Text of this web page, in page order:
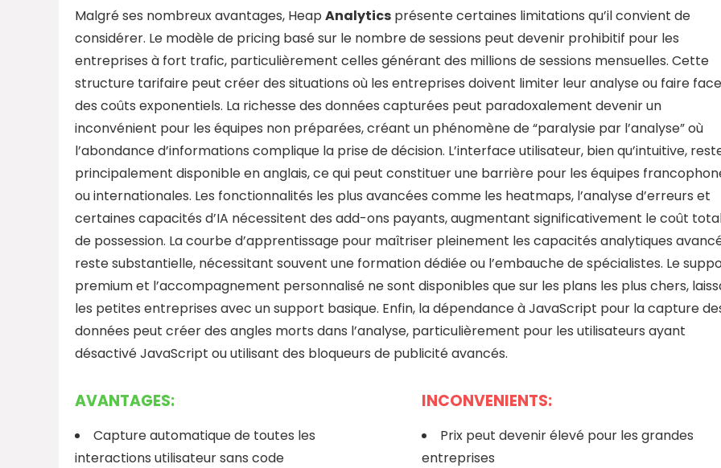
Malgré ses nombreux avantages, Heap Analytics présente certaines limitations qu’il convient de
considérer. Le modèle de pricing basé sur le nombre de sessions peut devenir prohibitif pour les
entreprises à fort trafic, particulièrement celles générant des millions de sessions mensuelles. Cette
structure tarifaire peut créer des situations où les entreprises doivent limiter leur analyse ou faire
des coûts exponentiels. La richesse des données capturées peut paradoxalement devenir un
inconvénient pour les équipes non préparées, créant un phénomène de “paralysie par l’analyse” où
l’abondance d’informations complique la prise de décision. L’interface utilisateur, bien qu’intuitive,
principalement disponible en anglais, ce qui peut constituer une barrière pour les équipes
ou internationales. Les fonctionnalités les plus avancées comme les heatmaps, l’analyse d’erreurs et
certaines capacités d’IA nécessitent des add-ons payants, augmentant significativement le coût
de possession. La courbe d’apprentissage pour maîtriser pleinement les capacités analytiques
reste substantielle, nécessitant souvent une formation dédiée ou l’embauche de spécialistes. Le
premium et l’accompagnement personnalisé ne sont disponibles que sur les plans les plus chers,
les petites entreprises avec un support basique. Enfin, la dépendance à JavaScript pour la capture
données peut créer des angles morts dans l’analyse, particulièrement pour les utilisateurs ayant
désactivé JavaScript ou utilisant des bloqueurs de publicité avancés.
AVANTAGES:
Capture automatique de toutes les
interactions utilisateur sans code
INCONVENIENTS:
Prix peut devenir élevé pour les grandes
entreprises